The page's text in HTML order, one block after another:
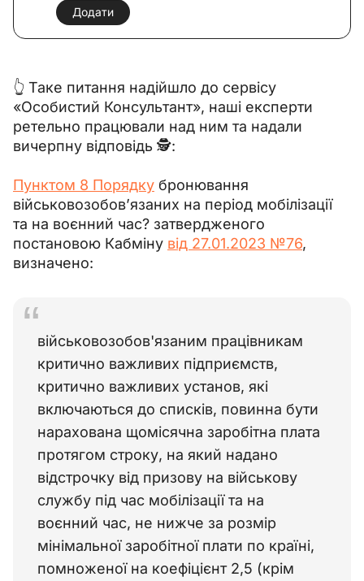
Додати
👆 Таке питання надійшло до сервісу
«Особистий Консультант», наші експерти
ретельно працювали над ним та надали
вичерпну відповідь 🕵️:
Пунктом 8 Порядку бронювання
військовозобов’язаних на період мобілізації
та на воєнний час? затвердженого
постановою Кабміну від 27.01.2023 №76,
визначено:
військовозобов'язаним працівникам
критично важливих підприємств,
критично важливих установ, які
включаються до списків, повинна бути
нарахована щомісячна заробітна плата
протягом строку, на який надано
відстрочку від призову на військову
службу під час мобілізації та на
воєнний час, не нижче за розмір
мінімальної заробітної плати по країні,
помноженої на коефіцієнт 2,5 (крім